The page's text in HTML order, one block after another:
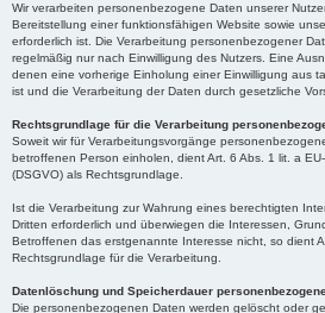
Wir verarbeiten personenbezogene Daten unserer
Bereitstellung einer funktionsfähigen Website sowie
erforderlich ist. Die Verarbeitung personenbezogener
regelmäßig nur nach Einwilligung des Nutzers. Eine
denen eine vorherige Einholung einer Einwilligung aus
ist und die Verarbeitung der Daten durch gesetzliche
Rechtsgrundlage für die Verarbeitung
Soweit wir für Verarbeitungsvorgänge
betroffenen Person einholen, dient Art. 6 Abs. 1 lit. a
(DSGVO) als Rechtsgrundlage.
Ist die Verarbeitung zur Wahrung eines berechtigten
Dritten erforderlich und überwiegen die Interessen,
Betroffenen das erstgenannte Interesse nicht, so dient
Rechtsgrundlage für die Verarbeitung.
Datenlöschung und Speicherdauer
Die personenbezogenen Daten werden gelöscht oder